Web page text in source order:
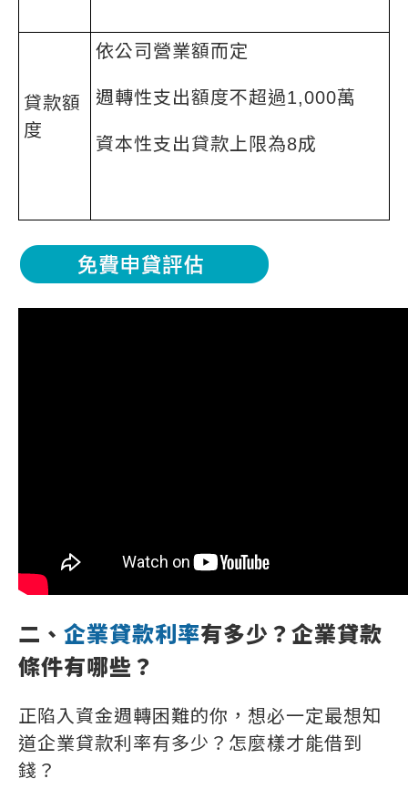
貸款額
度
依公司營業額而定
週轉性支出額度不超過1,000萬
資本性支出貸款上限為8成
二、 企業貸款利率有多少？ 企業貸款
條件有哪些？
正陷入資金週轉困難的你，想必一定最想知
道企業貸款利率有多少？怎麼樣才能借到
錢？